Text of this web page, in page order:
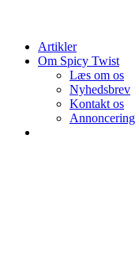
Artikler
Om Spicy Twist
Læs om os
Nyhedsbrev
Kontakt os
Annoncering